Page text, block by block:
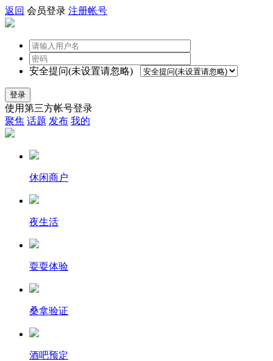
返回 会员登录 注册帐号
安全提问(未设置请忽略)
登录
使用第三方帐号登录
聚焦 话题 发布 我的
休闲商户
夜生活
耍耍体验
桑拿验证
酒吧预定